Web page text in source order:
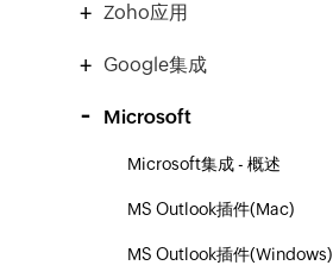
Zoho应用
Google集成
Microsoft
Microsoft集成 - 概述
MS Outlook插件(Mac)
MS Outlook插件(Windows)